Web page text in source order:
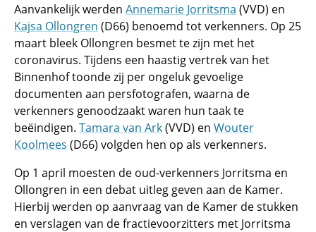
Aanvankelijk werden Annemarie Jorritsma (VVD) en
Kajsa Ollongren (D66) benoemd tot verkenners. Op 25
maart bleek Ollongren besmet te zijn met het
coronavirus. Tijdens een haastig vertrek van het
Binnenhof toonde zij per ongeluk gevoelige
documenten aan persfotografen, waarna de
verkenners genoodzaakt waren hun taak te
beëindigen. Tamara van Ark(VVD) en Wouter
Koolmees (D66) volgden hen op als verkenners.
Op 1 april moesten de oud-verkenners Jorritsma en
Ollongren in een debat uitleg geven aan de Kamer.
Hierbij werden op aanvraag van de Kamer de stukken
en verslagen van de fractievoorzitters met Jorritsma